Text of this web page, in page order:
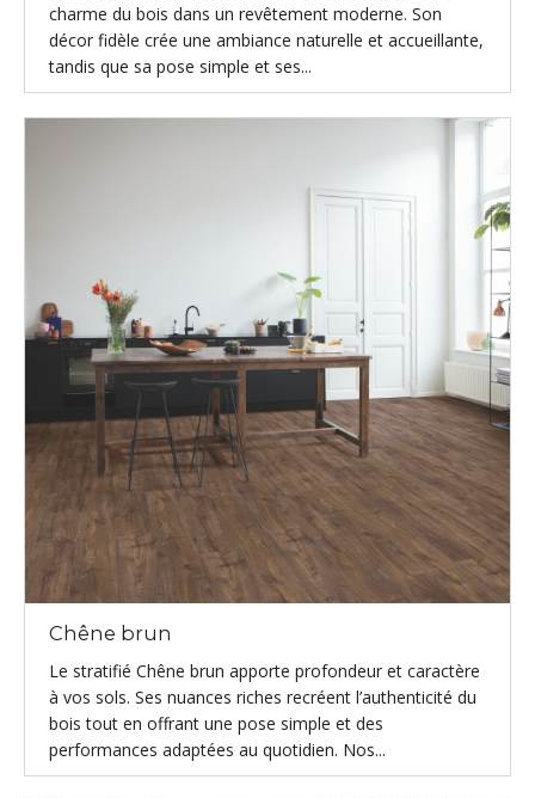
charme du bois dans un revêtement moderne. Son
décor fidèle crée une ambiance naturelle et accueillante,
tandis que sa pose simple et ses...
Chêne brun
Le stratifié Chêne brun apporte profondeur et caractère
à vos sols. Ses nuances riches recréent l’authenticité du
bois tout en offrant une pose simple et des
performances adaptées au quotidien. Nos...